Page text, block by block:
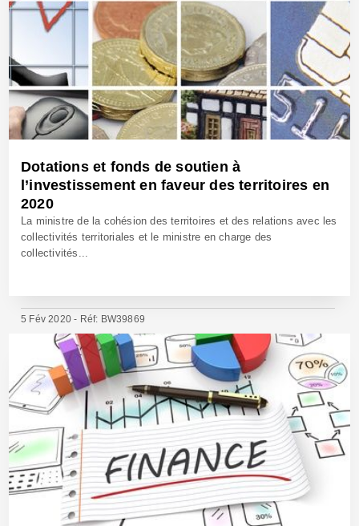
Dotations et fonds de soutien à
l’investissement en faveur des territoires en
2020
La ministre de la cohésion des territoires et des relations avec les
collectivités territoriales et le ministre en charge des
collectivités...
5 Fév 2020 - Réf: BW39869